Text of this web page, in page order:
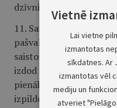
dzīvnieka pasi vai
11. Saistošo
pašvaldības policijas
saistošo noteikumu
izdod administratīvo
pienākumu veikt
izpildes nodrošināšanai.
Vietnē
Lai vietne
izmantotas
sīkdatnes. Ar
izmantotas vēl
mediju un
atveriet